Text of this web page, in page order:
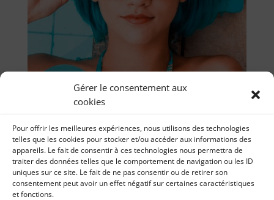
Gérer le consentement aux
cookies
Pour offrir les meilleures expériences, nous utilisons des technologies
telles que les cookies pour stocker et/ou accéder aux informations des
appareils. Le fait de consentir à ces technologies nous permettra de
traiter des données telles que le comportement de navigation ou les ID
uniques sur ce site. Le fait de ne pas consentir ou de retirer son
consentement peut avoir un effet négatif sur certaines caractéristiques
et fonctions.
Mon premier livre édité : A CONTRE EMPLOI de
Clémence BODOC